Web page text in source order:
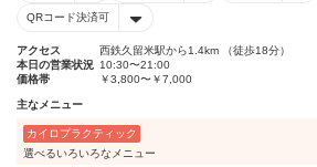
QRコード決済可
アクセス
西鉄久留米駅から1.4km （徒歩18分）
本日の営業状況 10:30〜21:00
価格帯
￥3,800〜￥7,000
主なメニュー
カイロプラクティック
選べるいろいろなメニュー